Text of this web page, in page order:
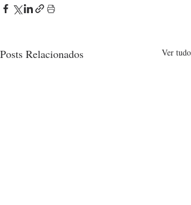
Posts Relacionados Ver tudo